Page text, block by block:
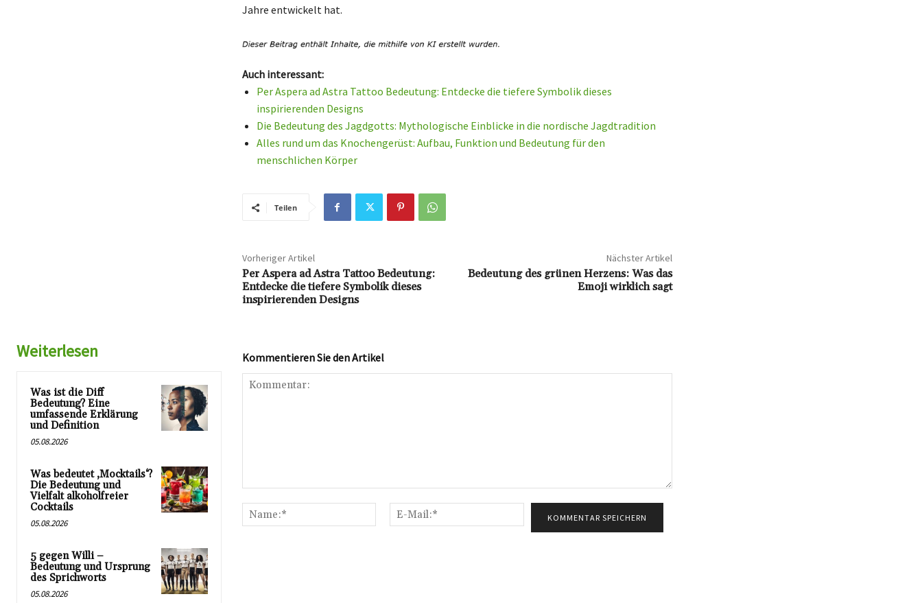
Jahre entwickelt hat.
Auch interessant:
Per Aspera ad Astra Tattoo Bedeutung: Entdecke die tiefere Symbolik dieses
inspirierenden Designs
Die Bedeutung des Jagdgotts: Mythologische Einblicke in die nordische Jagdtradition
Alles rund um das Knochengerüst: Aufbau, Funktion und Bedeutung für den
menschlichen Körper
Teilen
Vorheriger Artikel
Per Aspera ad Astra Tattoo Bedeutung:
Entdecke die tiefere Symbolik dieses
inspirierenden Designs
Nächster Artikel
Bedeutung des grünen Herzens: Was das
Emoji wirklich sagt
Weiterlesen
Was ist die Diff
Bedeutung? Eine
umfassende Erklärung
und Definition
05.08.2026
Was bedeutet ‚Mocktails‘?
Die Bedeutung und
Vielfalt alkoholfreier
Cocktails
05.08.2026
5 gegen Willi –
Bedeutung und Ursprung
des Sprichworts
05.08.2026
Kommentieren Sie den Artikel
Name:*
Mail:*